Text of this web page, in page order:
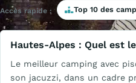
Accès rapide : Top 10 des
Hautes-Alpes : Quel est
Le meilleur camping avec
son jacuzzi, dans un cadre